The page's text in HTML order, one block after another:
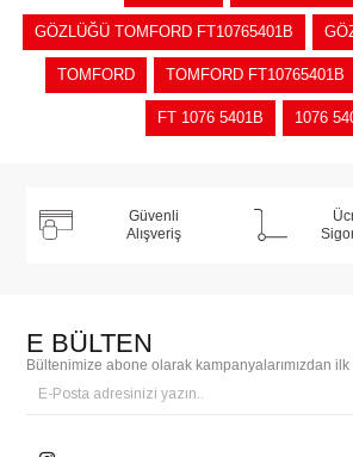
GÖZLÜĞÜ TOMFORD FT10765401B
TOMFORD TOMFORD FT10765401B
FT 1076 5401B 1076
Güvenli
Alışveriş
E BÜLTEN
Bültenimize abone olarak kampanyalarımızdan